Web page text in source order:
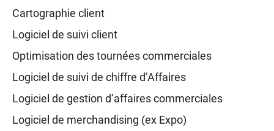
Cartographie client
Logiciel de suivi client
Optimisation des tournées commerciales
Logiciel de suivi de chiffre d’Affaires
Logiciel de gestion d’affaires commerciales
Logiciel de merchandising (ex Expo)